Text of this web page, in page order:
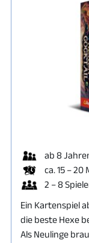
ab 8
ca. 15 – 20
2 – 8
Ein Kartenspiel
die beste Hexe
Als Neulinge